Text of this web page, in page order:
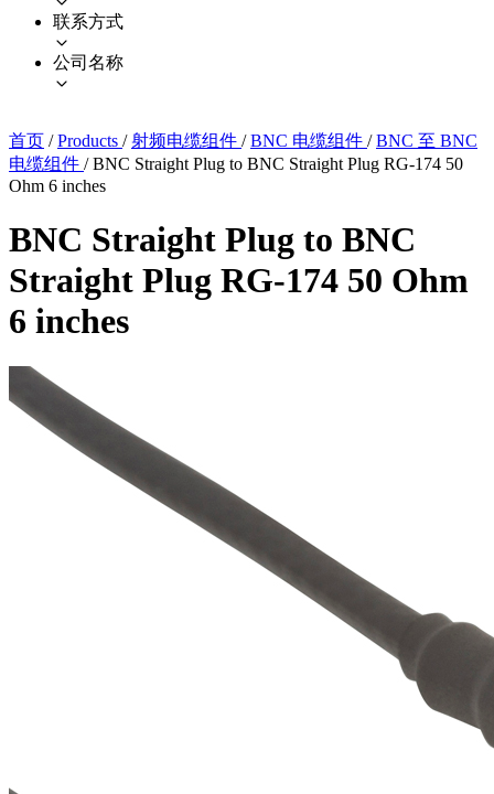
联系方式
公司名称
首页 / Products / 射频电缆组件 / BNC 电缆组件 / BNC 至 BNC
电缆组件 / BNC Straight Plug to BNC Straight Plug RG-174 50
Ohm 6 inches
BNC Straight Plug to BNC
Straight Plug RG-174 50 Ohm
6 inches